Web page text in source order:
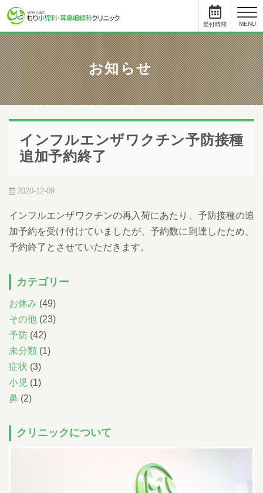
MENU
受付時間
と について
小児科
受付時間 月 火 水 木 金
土
09:00 - 11:45
● ● ● ● ●
12:45まで
15:30 - 17:45
● ● - ● ● -
耳鼻科
受付時間 月
順番予約した方も10人前には受付をお済ませください。
順番予約は午前中に午後の予約・受付はできません。
尾内医師によるアレルギー外来と予防接種・健診は完全予約です。前日ま
でに直接クリニックに電話をし、予約をとってください。
14:30~15:30までは予防注射、乳児健診の時間です。
せていただきます。
完全予約です。前日までに直接クリニックに電話をし、予約をとってく
Web予約について
耳鼻科
086-463-3387
予約はこちら
お知らせ
インフルエンザワクチン予防接種
追加予約終了
2020-12-09
インフルエンザワクチンの再入荷にあたり、予防接種の追
加予約を受け付けていましたが、予約数に到達したため、
予約終了とさせていただきます。
カテゴリー
お休み (49)
その他 (23)
予防 (42)
未分類 (1)
症状 (3)
小児 (1)
鼻 (2)
クリニックについて